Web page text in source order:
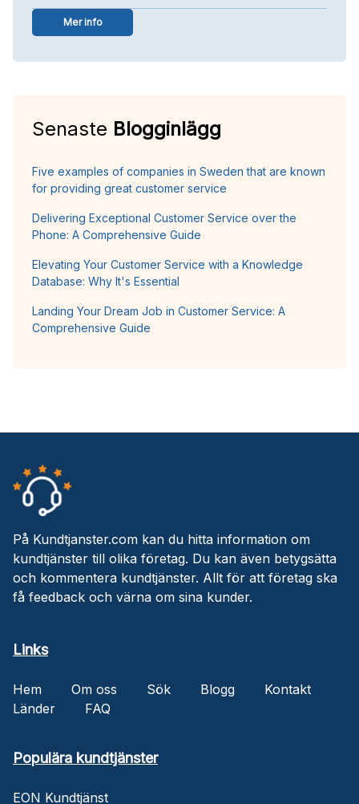
Mer info
Senaste Blogginlägg
Five examples of companies in Sweden that are known
for providing great customer service
Delivering Exceptional Customer Service over the
Phone: A Comprehensive Guide
Elevating Your Customer Service with a Knowledge
Database: Why It's Essential
Landing Your Dream Job in Customer Service: A
Comprehensive Guide
På Kundtjanster.com kan du hitta information om
kundtjänster till olika företag. Du kan även betygsätta
och kommentera kundtjänster. Allt för att företag ska
få feedback och värna om sina kunder.
Links
Hem Om oss Sök Blogg
Kontakt
Länder
FAQ
Populära kundtjänster
EON Kundtjänst